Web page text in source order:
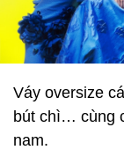
Váy oversize
bút chì… cùng
nam.